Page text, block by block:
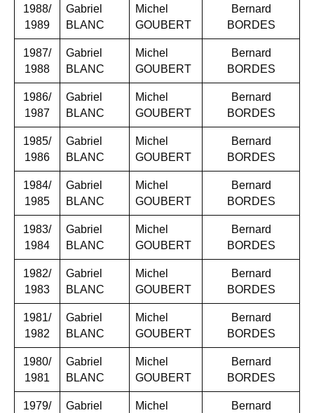
1988/
1989
Gabriel
BLANC
Michel
GOUBERT
Bernard
BORDES
1987/
1988
Gabriel
BLANC
Michel
GOUBERT
Bernard
BORDES
1986/
1987
Gabriel
BLANC
Michel
GOUBERT
Bernard
BORDES
1985/
1986
Gabriel
BLANC
Michel
GOUBERT
Bernard
BORDES
1984/
1985
Gabriel
BLANC
Michel
GOUBERT
Bernard
BORDES
1983/
1984
Gabriel
BLANC
Michel
GOUBERT
Bernard
BORDES
1982/
1983
Gabriel
BLANC
Michel
GOUBERT
Bernard
BORDES
1981/
1982
Gabriel
BLANC
Michel
GOUBERT
Bernard
BORDES
1980/
1981
Gabriel
BLANC
Michel
GOUBERT
Bernard
BORDES
1979/
Gabriel
Michel
Bernard